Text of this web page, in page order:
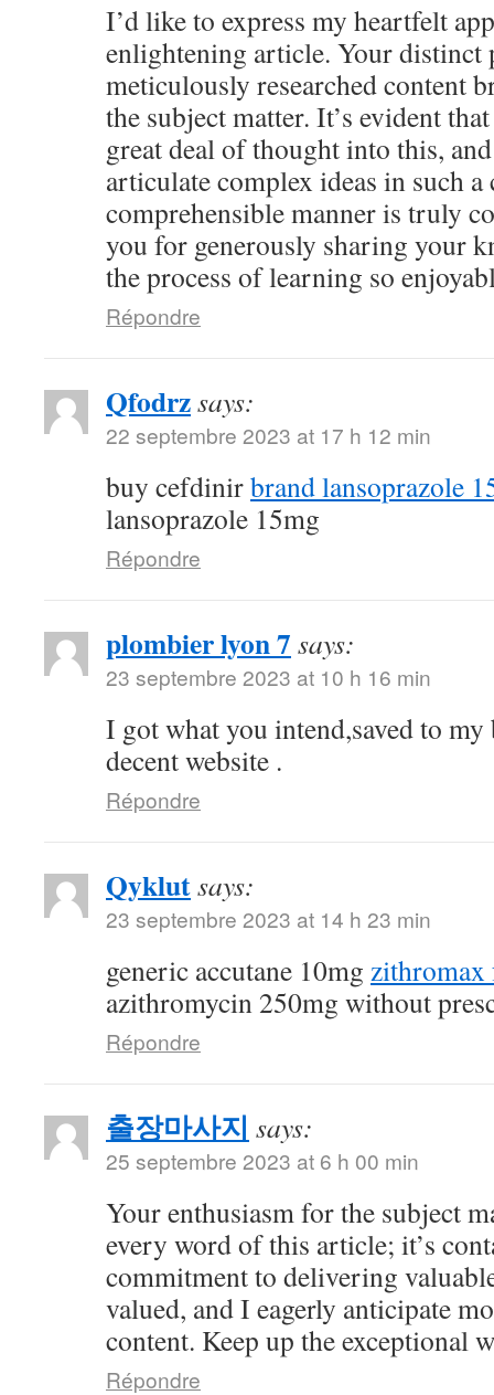
I’d like to express my heartfelt
enlightening article. Your distinct
meticulously researched content
the subject matter. It’s evident
great deal of thought into this,
articulate complex ideas in such a
comprehensible manner is truly
you for generously sharing your
the process of learning so
Répondre
Qfodrzsays:
22 septembre 2023 at 17 h 12 min
buy cefdinirbrand lansoprazole
lansoprazole 15mg
Répondre
plombier lyon 7 says:
23 septembre 2023 at 10 h 16 min
I got what you intend,saved to
decent website .
Répondre
Qyklutsays:
23 septembre 2023 at 14 h 23 min
generic accutane 10mg zithromax
azithromycin 250mg without
Répondre
출장마사지 says:
25 septembre 2023 at 6 h 00 min
Your enthusiasm for the subject
every word of this article; it’s
commitment to delivering
valued, and I eagerly anticipate
content. Keep up the exceptional
Répondre